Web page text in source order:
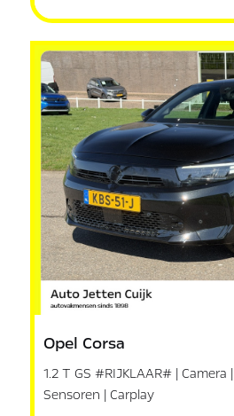
Opel Corsa
1.2 T GS #RIJKLAAR# | Camera |
Sensoren | Carplay